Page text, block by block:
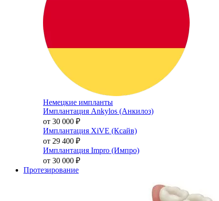
Немецкие импланты
Имплантация Ankylos (Анкилоз)
от 30 000 ₽
Имплантация XiVE (Ксайв)
от 29 400 ₽
Имплантация Impro (Импро)
от 30 000 ₽
Протезирование